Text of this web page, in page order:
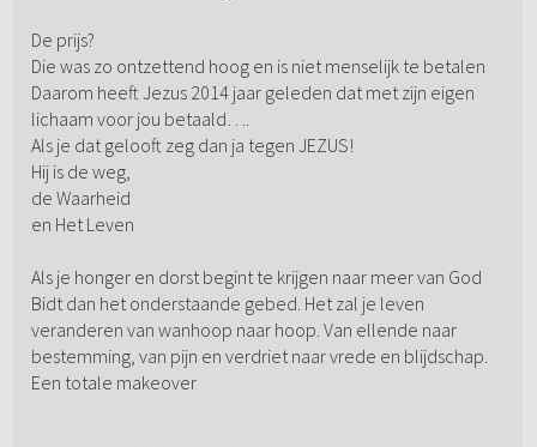
De prijs?
Die was zo ontzettend hoog en is niet menselijk te betalen
Daarom heeft Jezus 2014 jaar geleden dat met zijn eigen
lichaam voor jou betaald….
Als je dat gelooft zeg dan ja tegen JEZUS!
Hij is de weg,
de Waarheid
en Het Leven
Als je honger en dorst begint te krijgen naar meer van God
Bidt dan het onderstaande gebed. Het zal je leven
veranderen van wanhoop naar hoop. Van ellende naar
bestemming, van pijn en verdriet naar vrede en blijdschap.
Een totale makeover